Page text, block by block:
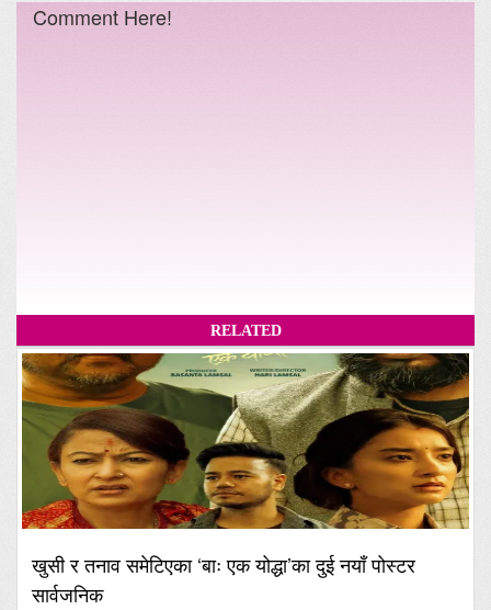
Comment Here!
RELATED
खुसी र तनाव समेटिएका ‘बाः एक योद्धा’का दुई नयाँ पोस्टर
सार्वजनिक